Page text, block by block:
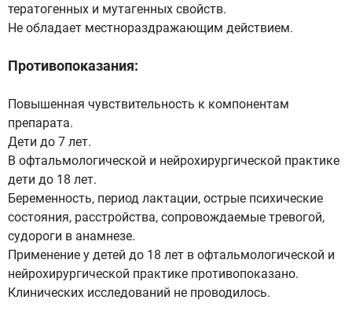
тератогенных и мутагенных свойств.
Не обладает местнораздражающим действием.
Противопоказания:
Повышенная чувствительность к компонентам
препарата.
Дети до 7 лет.
В офтальмологической и нейрохирургической практике
дети до 18 лет.
Беременность, период лактации, острые психические
состояния, расстройства, сопровождаемые тревогой,
судороги в анамнезе.
Применение у детей до 18 лет в офтальмологической и
нейрохирургической практике противопоказано.
Клинических исследований не проводилось.